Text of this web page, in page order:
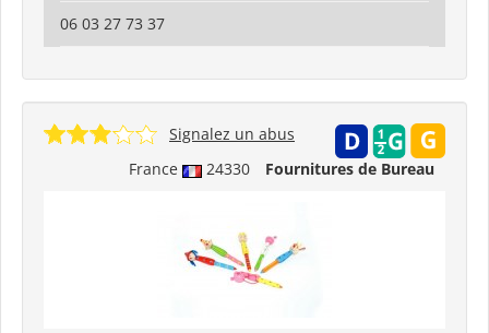
06 03 27 73 37
France 24330 Fournitures de Bureau
Signalez un abus